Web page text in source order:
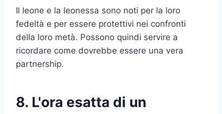
Il leone e la leonessa sono noti per la loro
fedeltà e per essere protettivi nei confronti
della loro metà. Possono quindi servire a
ricordare come dovrebbe essere una vera
partnership.
8. L'ora esatta di un